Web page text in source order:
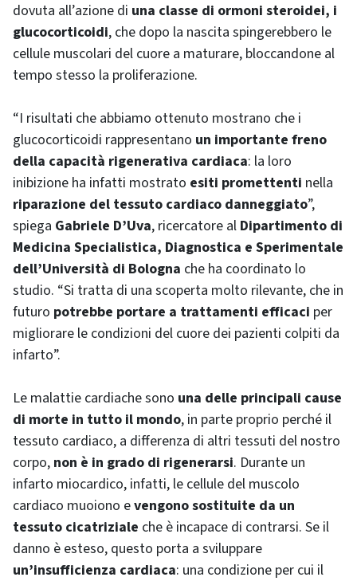
dovuta all’azione di una classe di ormoni steroidei, i
glucocorticoidi, che dopo la nascita spingerebbero le
cellule muscolari del cuore a maturare, bloccandone al
tempo stesso la proliferazione.
“I risultati che abbiamo ottenuto mostrano che i
glucocorticoidi rappresentano un importante freno
della capacità rigenerativa cardiaca: la loro
inibizione ha infatti mostrato esiti promettenti nella
riparazione del tessuto cardiaco danneggiato”,
spiega Gabriele D’Uva, ricercatore al Dipartimento di
Medicina Specialistica, Diagnostica e Sperimentale
dell’Università di Bologna che ha coordinato lo
studio. “Si tratta di una scoperta molto rilevante, che in
futuro potrebbe portare a trattamenti efficaci per
migliorare le condizioni del cuore dei pazienti colpiti da
infarto”.
Le malattie cardiache sono una delle principali cause
di morte in tutto il mondo, in parte proprio perché il
tessuto cardiaco, a differenza di altri tessuti del nostro
corpo, non è in grado di rigenerarsi. Durante un
infarto miocardico, infatti, le cellule del muscolo
cardiaco muoiono evengono sostituite da un
tessuto cicatriziale che è incapace di contrarsi. Se il
danno è esteso, questo porta a sviluppare
un’insufficienza cardiaca: una condizione per cui il